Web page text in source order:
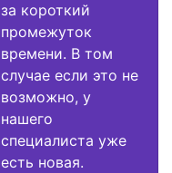
за короткий
промежуток
времени. В том
случае если это не
возможно, у
нашего
специалиста уже
есть новая.